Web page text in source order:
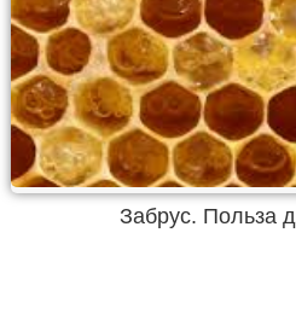
Забрус. Польза